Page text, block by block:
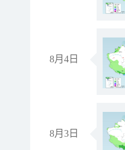
8月4日
8月3日